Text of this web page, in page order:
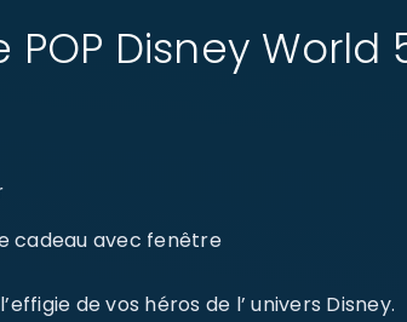
Disney World
cadeau avec fenêtre
de vos héros de l’ univers Disney.